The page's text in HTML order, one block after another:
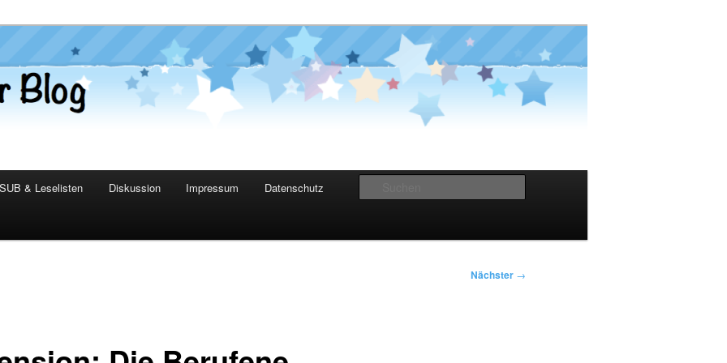
Blog
SUB & Leselisten Diskussion Impressum Datenschutz
Nächster →